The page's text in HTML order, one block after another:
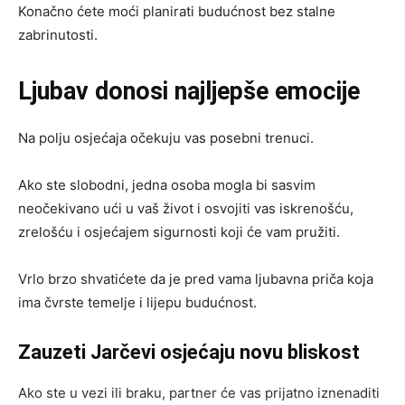
Konačno ćete moći planirati budućnost bez stalne
zabrinutosti.
Ljubav donosi najljepše emocije
Na polju osjećaja očekuju vas posebni trenuci.
Ako ste slobodni, jedna osoba mogla bi sasvim
neočekivano ući u vaš život i osvojiti vas iskrenošću,
zrelošću i osjećajem sigurnosti koji će vam pružiti.
Vrlo brzo shvatićete da je pred vama ljubavna priča koja
ima čvrste temelje i lijepu budućnost.
Zauzeti Jarčevi osjećaju novu bliskost
Ako ste u vezi ili braku, partner će vas prijatno iznenaditi